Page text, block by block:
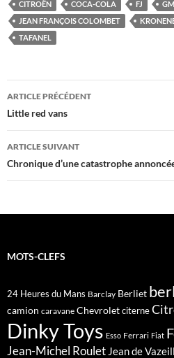
CITROËN
COCA-COLA FJ
JEAN FRANÇOIS COLOMBET
TAFANEL
Navigation
des
articles
ARTICLE PRÉCÉDENT
Little red vans
ARTICLE SUIVANT
Chronique d’une catastrophe
MOTS-CLEFS
24 Heures du Mans Barclay Berliet
camion caravane Chevroletciterne
Dinky Toys Esso Ferrari Fiat
Jean-Michel Roulet Jean de